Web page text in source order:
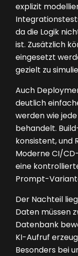
explizit
da die Logik
ist. Zusätzlich
eingesetzt
gezielt zu
Auch
deutlich
werden wie
behandelt.
konsistent, und
Moderne CI/
eine
Prompt-
Der Nachteil
Daten müssen
Datenbank
KI-Aufruf
Besonders bei